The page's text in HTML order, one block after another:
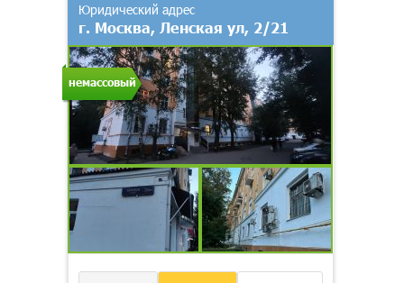
немассовый
Юридический адрес
г. Москва, Ленская ул, 2/21